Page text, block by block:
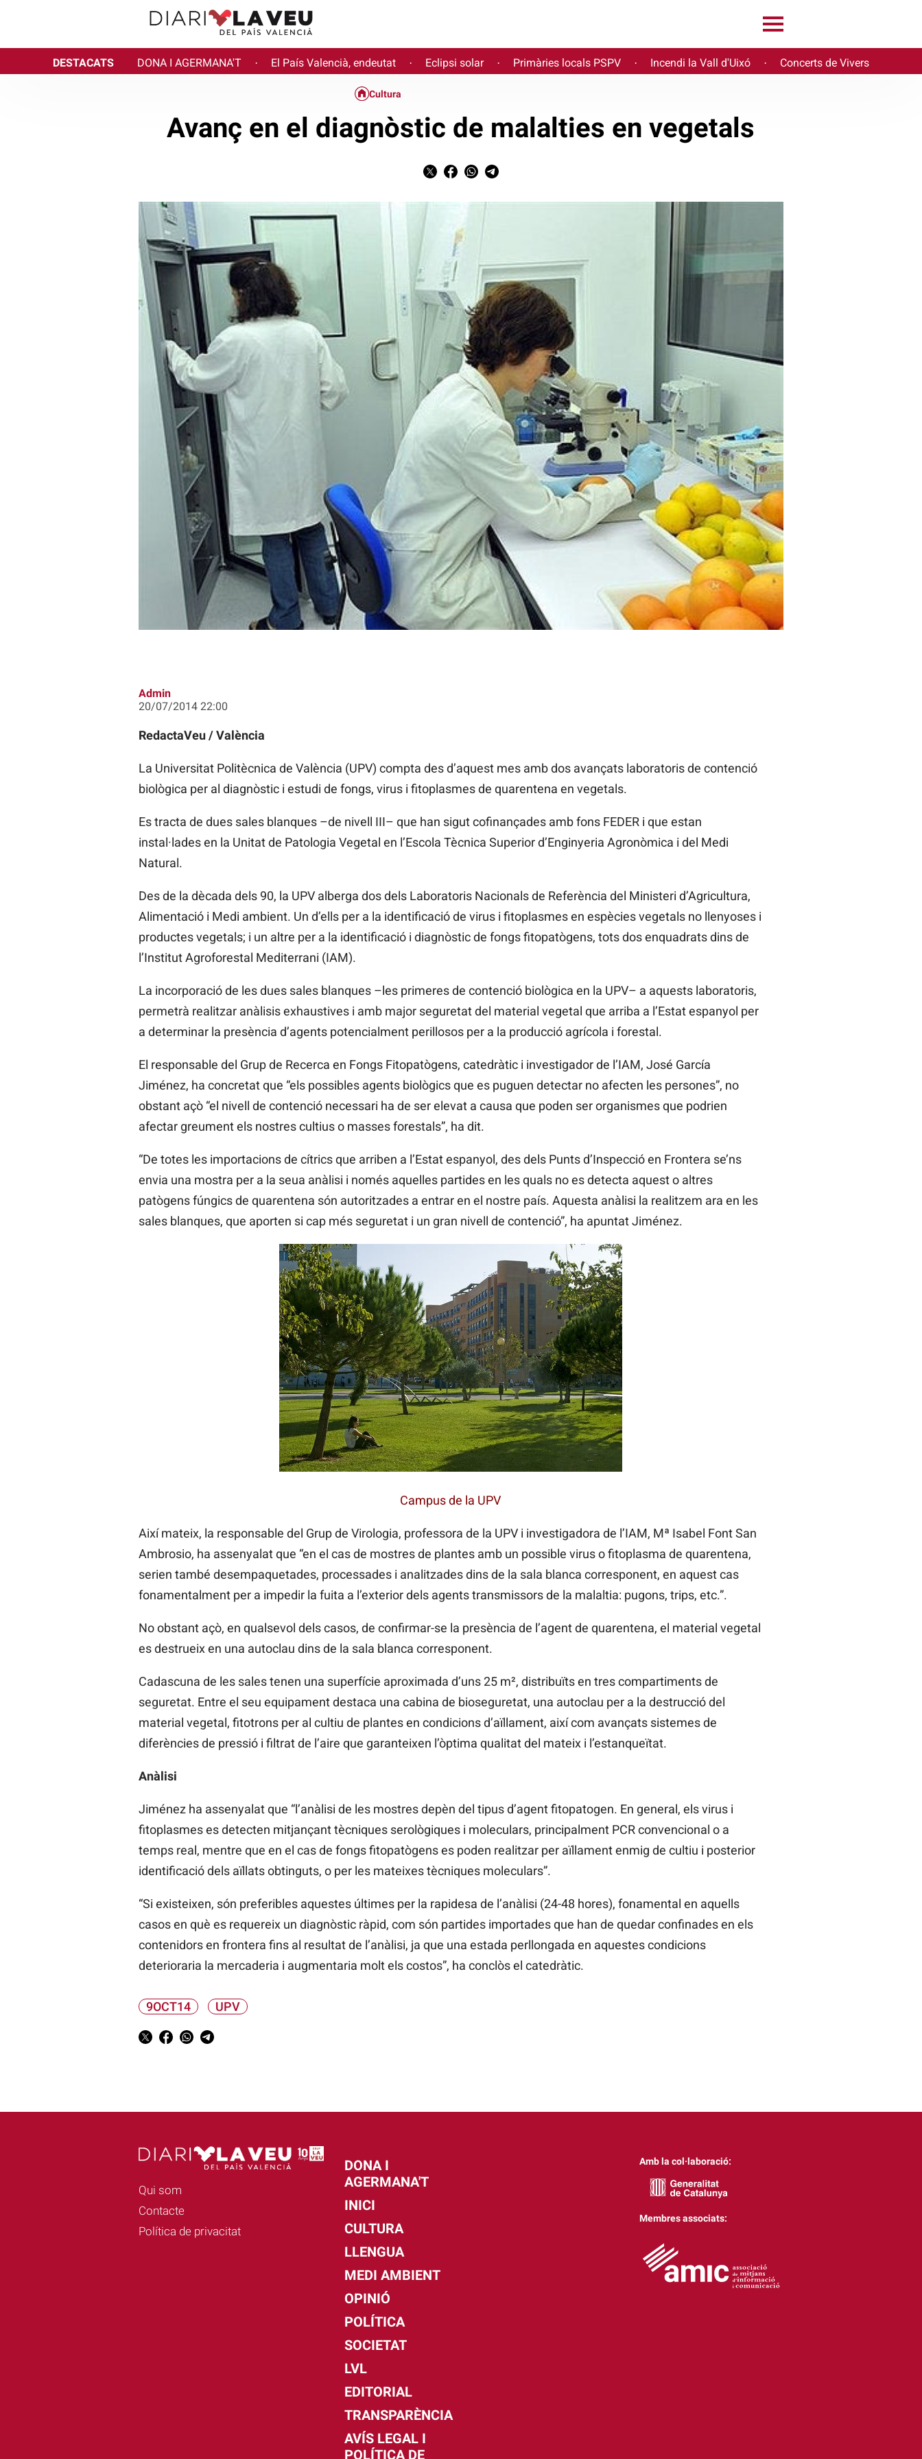
DESTACATS DONA I AGERMANA'T · El País Valencià, endeutat · Eclipsi solar · Primàries locals PSPV · Incendi la Vall d'Uixó · Concerts de Vivers
Cultura
Avanç en el diagnòstic de malalties en vegetals
Admin
20/07/2014 22:00
RedactaVeu / València
La Universitat Politècnica de València (UPV) compta des d’aquest mes amb dos avançats laboratoris de contenció
biològica per al diagnòstic i estudi de fongs, virus i fitoplasmes de quarentena en vegetals.
Es tracta de dues sales blanques –de nivell III– que han sigut cofinançades amb fons FEDER i que estan
instal·lades en la Unitat de Patologia Vegetal en l’Escola Tècnica Superior d’Enginyeria Agronòmica i del Medi
Natural.
Des de la dècada dels 90, la UPV alberga dos dels Laboratoris Nacionals de Referència del Ministeri d’Agricultura,
Alimentació i Medi ambient. Un d’ells per a la identificació de virus i fitoplasmes en espècies vegetals no llenyoses i
productes vegetals; i un altre per a la identificació i diagnòstic de fongs fitopatògens, tots dos enquadrats dins de
l’Institut Agroforestal Mediterrani (IAM).
La incorporació de les dues sales blanques –les primeres de contenció biològica en la UPV– a aquests laboratoris,
permetrà realitzar anàlisis exhaustives i amb major seguretat del material vegetal que arriba a l’Estat espanyol per
a determinar la presència d’agents potencialment perillosos per a la producció agrícola i forestal.
El responsable del Grup de Recerca en Fongs Fitopatògens, catedràtic i investigador de l’IAM, José García
Jiménez, ha concretat que “els possibles agents biològics que es puguen detectar no afecten les persones”, no
obstant açò “el nivell de contenció necessari ha de ser elevat a causa que poden ser organismes que podrien
afectar greument els nostres cultius o masses forestals”, ha dit.
“De totes les importacions de cítrics que arriben a l’Estat espanyol, des dels Punts d’Inspecció en Frontera se’ns
envia una mostra per a la seua anàlisi i només aquelles partides en les quals no es detecta aquest o altres
patògens fúngics de quarentena són autoritzades a entrar en el nostre país. Aquesta anàlisi la realitzem ara en les
sales blanques, que aporten si cap més seguretat i un gran nivell de contenció”, ha apuntat Jiménez.
Campus de la UPV
Així mateix, la responsable del Grup de Virologia, professora de la UPV i investigadora de l’IAM, Mª Isabel Font San
Ambrosio, ha assenyalat que “en el cas de mostres de plantes amb un possible virus o fitoplasma de quarentena,
serien també desempaquetades, processades i analitzades dins de la sala blanca corresponent, en aquest cas
fonamentalment per a impedir la fuita a l’exterior dels agents transmissors de la malaltia: pugons, trips, etc.”.
No obstant açò, en qualsevol dels casos, de confirmar-se la presència de l’agent de quarentena, el material vegetal
es destrueix en una autoclau dins de la sala blanca corresponent.
Cadascuna de les sales tenen una superfície aproximada d’uns 25 m², distribuïts en tres compartiments de
seguretat. Entre el seu equipament destaca una cabina de bioseguretat, una autoclau per a la destrucció del
material vegetal, fitotrons per al cultiu de plantes en condicions d’aïllament, així com avançats sistemes de
diferències de pressió i filtrat de l’aire que garanteixen l’òptima qualitat del mateix i l’estanqueïtat.
Anàlisi
Jiménez ha assenyalat que “l’anàlisi de les mostres depèn del tipus d’agent fitopatogen. En general, els virus i
fitoplasmes es detecten mitjançant tècniques serològiques i moleculars, principalment PCR convencional o a
temps real, mentre que en el cas de fongs fitopatògens es poden realitzar per aïllament enmig de cultiu i posterior
identificació dels aïllats obtinguts, o per les mateixes tècniques moleculars”.
“Si existeixen, són preferibles aquestes últimes per la rapidesa de l’anàlisi (24-48 hores), fonamental en aquells
casos en què es requereix un diagnòstic ràpid, com són partides importades que han de quedar confinades en els
contenidors en frontera fins al resultat de l’anàlisi, ja que una estada perllongada en aquestes condicions
deterioraria la mercaderia i augmentaria molt els costos”, ha conclòs el catedràtic.
9OCT14 UPV
Qui som
Contacte
Política de privacitat
DONA I
AGERMANA'T
INICI
CULTURA
LLENGUA
MEDI AMBIENT
OPINIÓ
POLÍTICA
SOCIETAT
LVL
EDITORIAL
TRANSPARÈNCIA
AVÍS LEGAL I
POLÍTICA DE
Amb la col·laboració:
Membres associats: